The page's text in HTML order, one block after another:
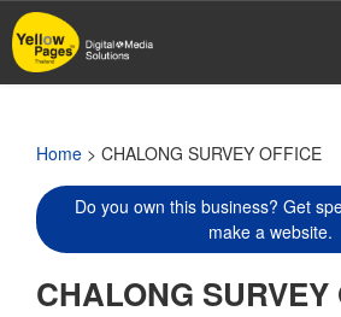
Skip
to
main
Home > CHALONG SURVEY OFFICE
Do you own this business? Get
make a website.
CHALONG SURVEY